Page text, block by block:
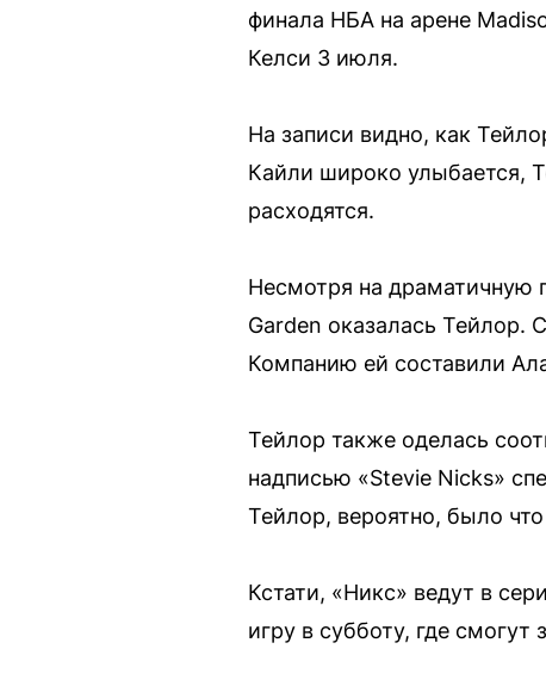
финала НБА на арене
Келси 3 июля.
На записи видно, как
Кайли широко улыбается,
расходятся.
Несмотря на драматичную
Garden оказалась Тейлор.
Компанию ей составили
Тейлор также оделась
надписью «Stevie Nicks»
Тейлор, вероятно, было
Кстати, «Никс» ведут в
игру в субботу, где смогут